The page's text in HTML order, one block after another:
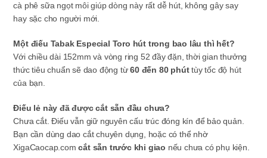
cà phê sữa ngọt môi giúp dòng này rất dễ hút, không gây say
hay sặc cho người mới.
Một điếu Tabak Especial Toro hút trong bao lâu thì hết?
Với chiều dài 152mm và vòng ring 52 đầy đặn, thời gian thưởng
thức tiêu chuẩn sẽ dao động từ60 đến 80 phúttùy tốc độ hút
của bạn.
Điếu lẻ này đã được cắt sẵn đầu chưa?
Chưa cắt. Điếu vẫn giữ nguyên cấu trúc đóng kín để bảo quản.
Bạn cần dùng dao cắt chuyên dụng, hoặc có thể nhờ
XigaCaocap.comcắt sẵn trước khi giao nếu chưa có phụ kiện.